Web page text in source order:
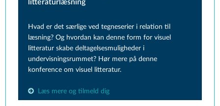
litteraturlæsning
Hvad er det særlige ved tegneserier i relation til
læsning? Og hvordan kan denne form for visuel
litteratur skabe deltagelsesmuligheder i
undervisningsrummet? Hør mere på denne
konference om visuel litteratur.
Læs mere og tilmeld dig